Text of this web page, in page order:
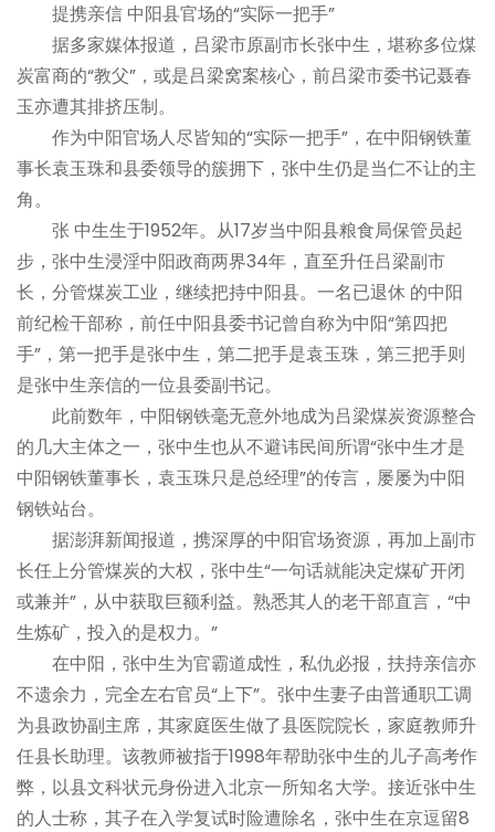
提携亲信 中阳县官场的“实际一把手”
据多家媒体报道，吕梁市原副市长张中生，堪称多位煤
炭富商的“教父”，或是吕梁窝案核心，前吕梁市委书记聂春
玉亦遭其排挤压制。
作为中阳官场人尽皆知的“实际一把手”，在中阳钢铁董
事长袁玉珠和县委领导的簇拥下，张中生仍是当仁不让的主
角。
张 中生生于1952年。从17岁当中阳县粮食局保管员起
步，张中生浸淫中阳政商两界34年，直至升任吕梁副市
长，分管煤炭工业，继续把持中阳县。一名已退休 的中阳
前纪检干部称，前任中阳县委书记曾自称为中阳“第四把
手”，第一把手是张中生，第二把手是袁玉珠，第三把手则
是张中生亲信的一位县委副书记。
此前数年，中阳钢铁毫无意外地成为吕梁煤炭资源整合
的几大主体之一，张中生也从不避讳民间所谓“张中生才是
中阳钢铁董事长，袁玉珠只是总经理”的传言，屡屡为中阳
钢铁站台。
据澎湃新闻报道，携深厚的中阳官场资源，再加上副市
长任上分管煤炭的大权，张中生“一句话就能决定煤矿开闭
或兼并”，从中获取巨额利益。熟悉其人的老干部直言，“中
生炼矿，投入的是权力。”
在中阳，张中生为官霸道成性，私仇必报，扶持亲信亦
不遗余力，完全左右官员“上下”。张中生妻子由普通职工调
为县政协副主席，其家庭医生做了县医院院长，家庭教师升
任县长助理。该教师被指于1998年帮助张中生的儿子高考作
弊，以县文科状元身份进入北京一所知名大学。接近张中生
的人士称，其子在入学复试时险遭除名，张中生在京逗留8